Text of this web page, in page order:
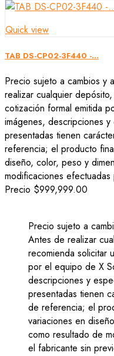
Quick view
TAB DS-CP02-3F440 -...
Precio sujeto a cambios y
realizar cualquier
cotización formal emitida
imágenes, descripciones
presentadas tienen
referencia; el producto
diseño, color, peso y
modificaciones
Precio $999,999.00
Precio sujeto a
Antes de realizar
recomienda solicitar
por el equipo de X
descripciones y
presentadas tienen
de referencia; el
variaciones en
como resultado de
el fabricante sin